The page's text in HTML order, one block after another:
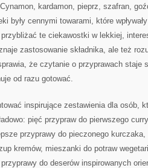
kardamon, pieprz, szafran,
były cennymi towarami, które
te ciekawostki w lekkiej,
zastosowanie składnika, ale też
że czytanie o przyprawach staje
od razu gotować.
inspirujące zestawienia dla osób,
pięć przypraw do pierwszego
przyprawy do pieczonego
kremów, mieszanki do potraw
do deserów inspirowanych